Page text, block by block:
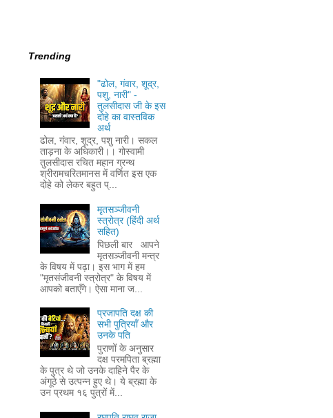
Trending
"ढोल, गंवार, शूद्र,
पशु, नारी" -
तुलसीदास जी के इस
दोहे का वास्तविक
अर्थ
ढोल, गंवार, शूद्र, पशु नारी। सकल
ताड़ना के अधिकारी।। गोस्वामी
तुलसीदास रचित महान ग्रन्थ
श्रीरामचरितमानस में वर्णित इस एक
दोहे को लेकर बहुत प्...
मृतसञ्जीवनी
स्त्रोत्र (हिंदी अर्थ
सहित)
पिछली बार आपने
मृतसञ्जीवनी मन्त्र
के विषय में पढ़ा। इस भाग में हम
"मृतसंजीवनी स्त्रोत्र" के विषय में
आपको बताएँगे। ऐसा माना ज...
प्रजापति दक्ष की
सभी पुत्रियाँ और
उनके पति
पुराणों के अनुसार
दक्ष परमपिता ब्रह्मा
के पुत्र थे जो उनके दाहिने पैर के
अंगूठे से उत्पन्न हुए थे। ये ब्रह्मा के
उन प्रथम १६ पुत्रों में...